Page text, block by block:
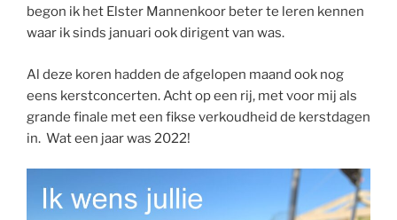
begon ik het Elster Mannenkoor beter te leren kennen
waar ik sinds januari ook dirigent van was.
Al deze koren hadden de afgelopen maand ook nog
eens kerstconcerten. Acht op een rij, met voor mij als
grande finale met een fikse verkoudheid de kerstdagen
in. Wat een jaar was 2022!